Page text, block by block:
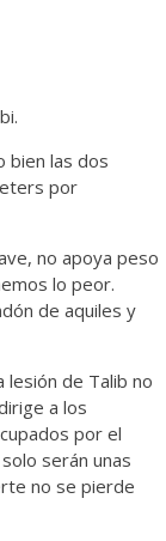
bien las dos
por
no apoya peso
lo peor.
de aquiles y
lesión de Talib no
a los
por el
serán unas
no se pierde